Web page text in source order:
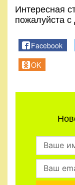
Интересная
пожалуйста с
Facebook
OK